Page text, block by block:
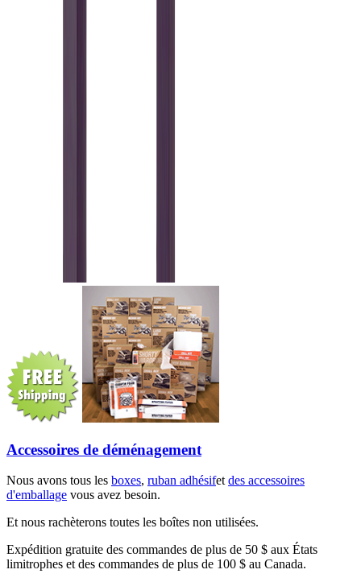
Accessoires de déménagement
Nous avons tous les boxes, ruban adhésifetdes accessoires
d'emballage vous avez besoin.
Et nous rachèterons toutes les boîtes non utilisées.
Expédition gratuite des commandes de plus de 50 $ aux États
limitrophes et des commandes de plus de 100 $ au Canada.